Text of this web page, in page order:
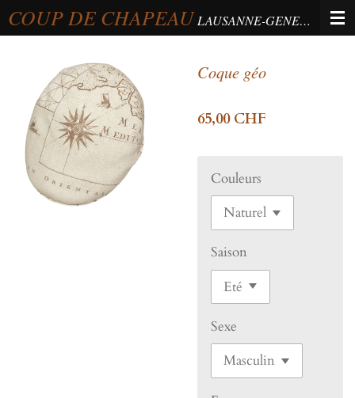
Passer
au
principal
COUP DE CHAPEAU LAUSANNE-GENEVA-BERNE
Coque géo
65,00 CHF
Couleurs
Saison
Sexe